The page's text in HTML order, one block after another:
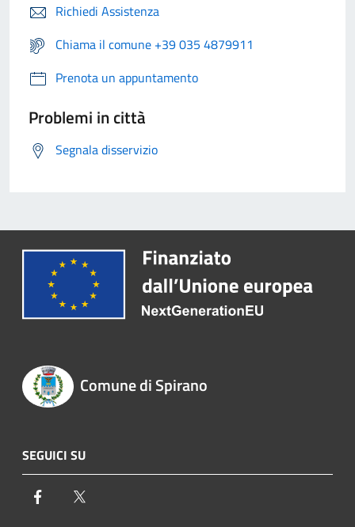
Richiedi Assistenza
Chiama il comune +39 035 4879911
Prenota un appuntamento
Problemi in città
Segnala disservizio
Comune di Spirano
SEGUICI SU
Facebook